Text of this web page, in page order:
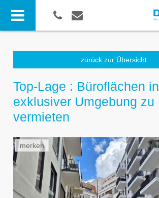
zurück zur Übersicht
Top-Lage : Büroflächen in
exklusiver Umgebung zu
vermieten
merken